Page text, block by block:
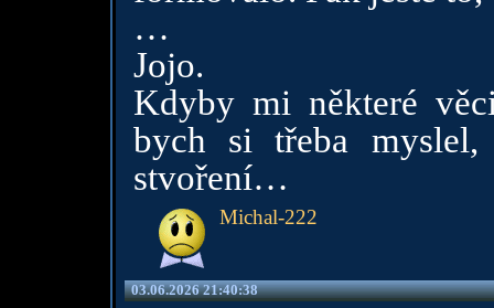
…
Jojo.
Kdyby mi některé
bych si třeba
stvoření…
Michal-222
03.06.2026 21:40:38